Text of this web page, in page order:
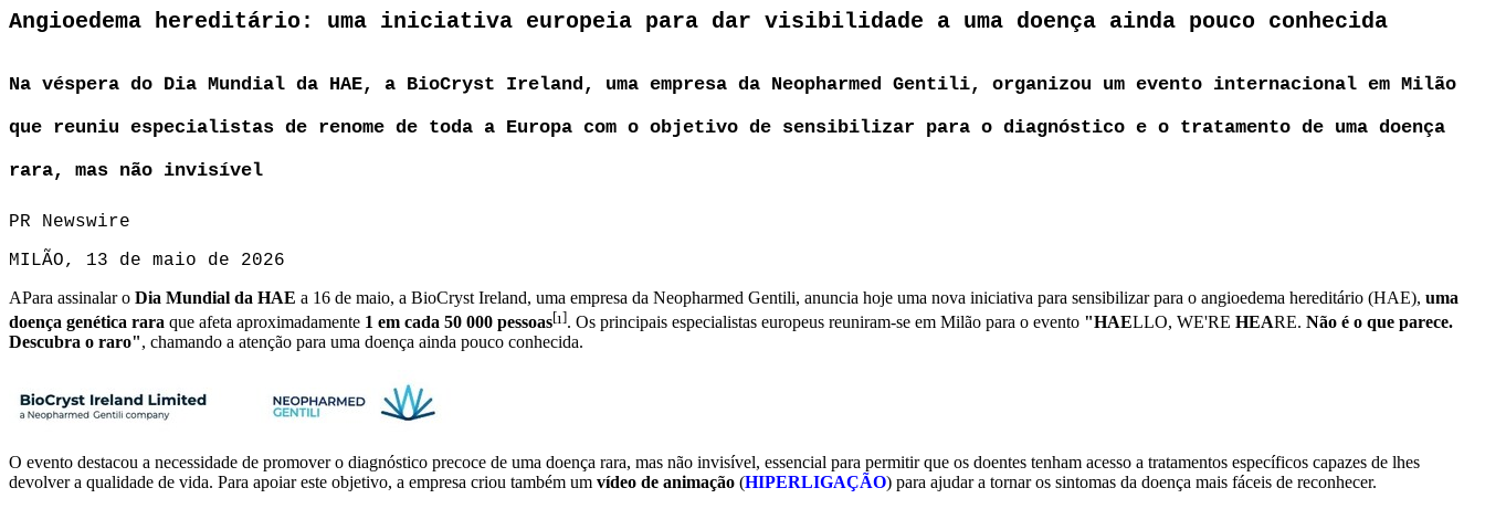
Angioedema hereditário: uma iniciativa europeia para dar visibilidade a uma doença ainda pouco conhecida
Na véspera do Dia Mundial da HAE, a BioCryst Ireland, uma empresa da Neopharmed Gentili, organizou um evento internacional em Milão
que reuniu especialistas de renome de toda a Europa com o objetivo de sensibilizar para o diagnóstico e o tratamento de uma doença
rara, mas não invisível
PR Newswire
MILÃO, 13 de maio de 2026
APara assinalar o Dia Mundial da HAE a 16 de maio, a BioCryst Ireland, uma empresa da Neopharmed Gentili, anuncia hoje uma nova iniciativa para sensibilizar para o angioedema hereditário (HAE), uma
doença genética rara que afeta aproximadamente 1 em cada 50 000 pessoas[¹]. Os principais especialistas europeus reuniram-se em Milão para o evento "HAELLO, WE'RE HEARE. Não é o que parece.
Descubra o raro", chamando a atenção para uma doença ainda pouco conhecida.
O evento destacou a necessidade de promover o diagnóstico precoce de uma doença rara, mas não invisível, essencial para permitir que os doentes tenham acesso a tratamentos específicos capazes de lhes
devolver a qualidade de vida. Para apoiar este objetivo, a empresa criou também um vídeo de animação (HIPERLIGAÇÃO) para ajudar a tornar os sintomas da doença mais fáceis de reconhecer.